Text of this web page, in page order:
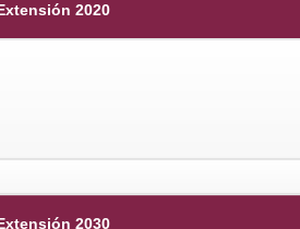
2020
2030